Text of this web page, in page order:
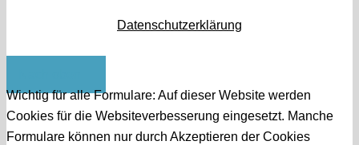
Datenschutzerklärung
Wichtig für alle Formulare: Auf dieser Website werden
Cookies für die Websiteverbesserung eingesetzt. Manche
Formulare können nur durch Akzeptieren der Cookies